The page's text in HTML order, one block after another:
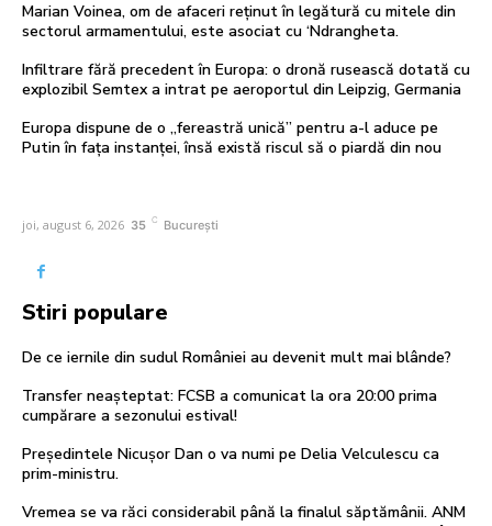
Marian Voinea, om de afaceri reținut în legătură cu mitele din
sectorul armamentului, este asociat cu ‘Ndrangheta.
Infiltrare fără precedent în Europa: o dronă rusească dotată cu
explozibil Semtex a intrat pe aeroportul din Leipzig, Germania
Europa dispune de o „fereastră unică” pentru a-l aduce pe
Putin în fața instanței, însă există riscul să o piardă din nou
joi, august 6, 2026 35 C București
Stiri populare
De ce iernile din sudul României au devenit mult mai blânde?
Transfer neașteptat: FCSB a comunicat la ora 20:00 prima
cumpărare a sezonului estival!
Președintele Nicușor Dan o va numi pe Delia Velculescu ca
prim-ministru.
Vremea se va răci considerabil până la finalul săptămânii. ANM